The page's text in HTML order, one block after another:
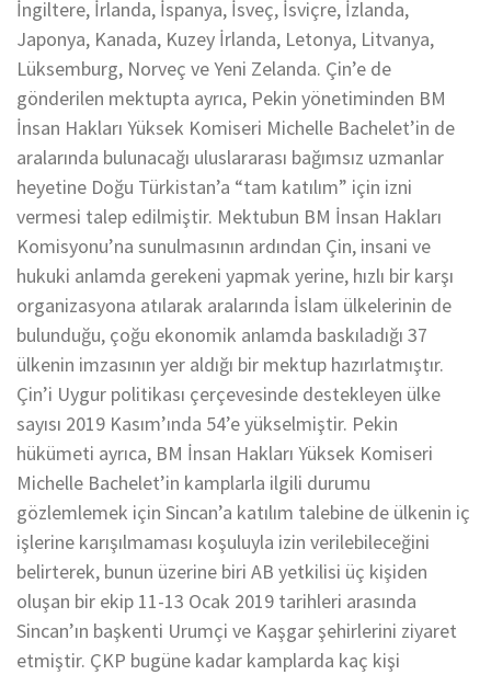
İngiltere, İrlanda, İspanya, İsveç, İsviçre, İzlanda,
Japonya, Kanada, Kuzey İrlanda, Letonya, Litvanya,
Lüksemburg, Norveç ve Yeni Zelanda. Çin’e de
gönderilen mektupta ayrıca, Pekin yönetiminden BM
İnsan Hakları Yüksek Komiseri Michelle Bachelet’in de
aralarında bulunacağı uluslararası bağımsız uzmanlar
heyetine Doğu Türkistan’a “tam katılım” için izni
vermesi talep edilmiştir. Mektubun BM İnsan Hakları
Komisyonu’na sunulmasının ardından Çin, insani ve
hukuki anlamda gerekeni yapmak yerine, hızlı bir karşı
organizasyona atılarak aralarında İslam ülkelerinin de
bulunduğu, çoğu ekonomik anlamda baskıladığı 37
ülkenin imzasının yer aldığı bir mektup hazırlatmıştır.
Çin’i Uygur politikası çerçevesinde destekleyen ülke
sayısı 2019 Kasım’ında 54’e yükselmiştir. Pekin
hükümeti ayrıca, BM İnsan Hakları Yüksek Komiseri
Michelle Bachelet’in kamplarla ilgili durumu
gözlemlemek için Sincan’a katılım talebine de ülkenin iç
işlerine karışılmaması koşuluyla izin verilebileceğini
belirterek, bunun üzerine biri AB yetkilisi üç kişiden
oluşan bir ekip 11-13 Ocak 2019 tarihleri arasında
Sincan’ın başkenti Urumçi ve Kaşgar şehirlerini ziyaret
etmiştir. ÇKP bugüne kadar kamplarda kaç kişi